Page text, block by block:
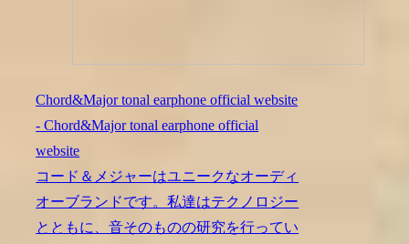
Chord&Major tonal earphone official website
- Chord&Major tonal earphone official
website
コード＆メジャーはユニークなオーディ
オーブランドです。私達はテクノロジー
とともに、音そのものの研究を行ってい